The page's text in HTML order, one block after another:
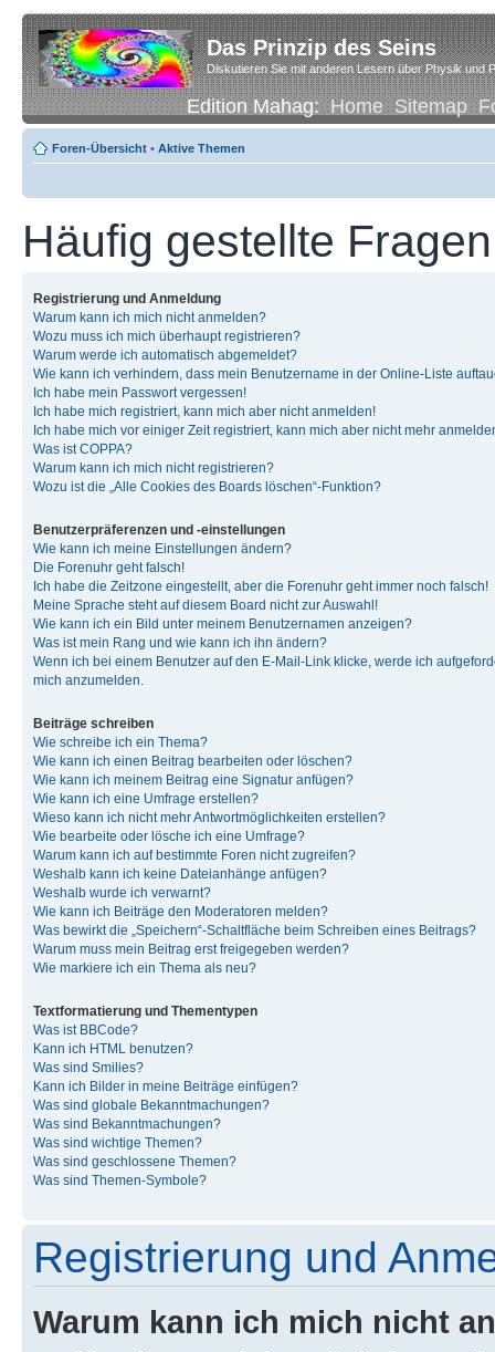
Das Prinzip des Seins
Diskutieren Sie mit anderen Lesern über Physik und
Edition Mahag:Home Sitemap
Foren-Übersicht • Aktive Themen
Häufig gestellte Fragen
Registrierung und Anmeldung
Warum kann ich mich nicht anmelden?
Wozu muss ich mich überhaupt registrieren?
Warum werde ich automatisch abgemeldet?
Wie kann ich verhindern, dass mein Benutzername in der Online-Liste
Ich habe mein Passwort vergessen!
Ich habe mich registriert, kann mich aber nicht anmelden!
Ich habe mich vor einiger Zeit registriert, kann mich aber nicht mehr
Was ist COPPA?
Warum kann ich mich nicht registrieren?
Wozu ist die „Alle Cookies des Boards löschen“-Funktion?
Benutzerpräferenzen und -einstellungen
Wie kann ich meine Einstellungen ändern?
Die Forenuhr geht falsch!
Ich habe die Zeitzone eingestellt, aber die Forenuhr geht immer noch falsch!
Meine Sprache steht auf diesem Board nicht zur Auswahl!
Wie kann ich ein Bild unter meinem Benutzernamen anzeigen?
Was ist mein Rang und wie kann ich ihn ändern?
Wenn ich bei einem Benutzer auf den E-Mail-Link klicke, werde ich
mich anzumelden.
Beiträge schreiben
Wie schreibe ich ein Thema?
Wie kann ich einen Beitrag bearbeiten oder löschen?
Wie kann ich meinem Beitrag eine Signatur anfügen?
Wie kann ich eine Umfrage erstellen?
Wieso kann ich nicht mehr Antwortmöglichkeiten erstellen?
Wie bearbeite oder lösche ich eine Umfrage?
Warum kann ich auf bestimmte Foren nicht zugreifen?
Weshalb kann ich keine Dateianhänge anfügen?
Weshalb wurde ich verwarnt?
Wie kann ich Beiträge den Moderatoren melden?
Was bewirkt die „Speichern“-Schaltfläche beim Schreiben eines Beitrags?
Warum muss mein Beitrag erst freigegeben werden?
Wie markiere ich ein Thema als neu?
Textformatierung und Thementypen
Was ist BBCode?
Kann ich HTML benutzen?
Was sind Smilies?
Kann ich Bilder in meine Beiträge einfügen?
Was sind globale Bekanntmachungen?
Was sind Bekanntmachungen?
Was sind wichtige Themen?
Was sind geschlossene Themen?
Was sind Themen-Symbole?
Registrierung und
Warum kann ich mich nicht